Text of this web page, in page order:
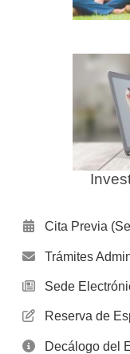
Cita Previa
Trámites
Sede
Reserva de
Decálogo del